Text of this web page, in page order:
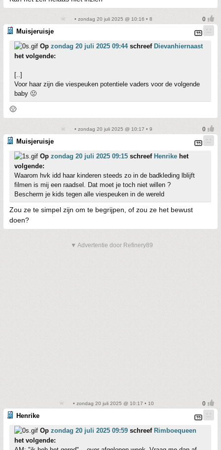
• zondag 20 juli 2025 @ 10:16 • 8
Muisjeruisje
Op zondag 20 juli 2025 09:44schreef Dievanhiernaast
het volgende:
[..]
Voor haar zijn die viespeuken potentiele vaders voor de volgende
baby 🤢
🤢
• zondag 20 juli 2025 @ 10:17 • 9
Muisjeruisje
Op zondag 20 juli 2025 09:15 schreef Henrike het
volgende:
Waarom hvk idd haar kinderen steeds zo in de badkleding lblijft
filmen is mij een raadsel. Dat moet je toch niet willen ?
Bescherm je kids tegen alle viespeuken in de wereld
Zou ze te simpel zijn om te begrijpen, of zou ze het bewust
doen?
▼ Advertentie door Refinery89
• zondag 20 juli 2025 @ 10:17 • 10
Henrike
Op zondag 20 juli 2025 09:59 schreef Rimboequeen
het volgende: